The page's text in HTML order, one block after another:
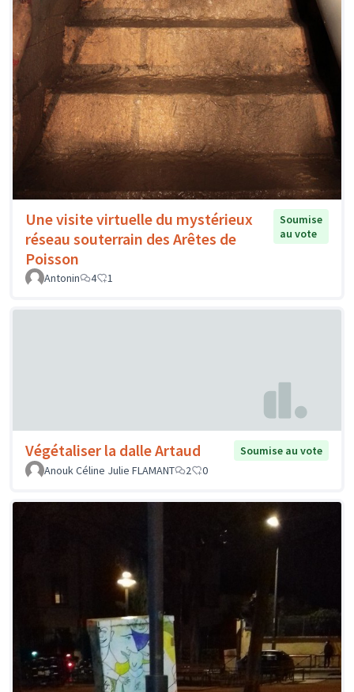
Une visite virtuelle du mystérieux
réseau souterrain des Arêtes de
Poisson
Soumise
au vote
Antonin 4 1
Végétaliser la dalle Artaud
Soumise au vote
Anouk Céline Julie FLAMANT
2 0